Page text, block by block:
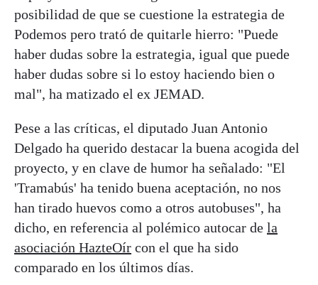
posibilidad de que se cuestione la estrategia de
Podemos pero trató de quitarle hierro: "Puede
haber dudas sobre la estrategia, igual que puede
haber dudas sobre si lo estoy haciendo bien o
mal", ha matizado el ex JEMAD.
Pese a las críticas, el diputado Juan Antonio
Delgado ha querido destacar la buena acogida del
proyecto, y en clave de humor ha señalado: "El
'Tramabús' ha tenido buena aceptación, no nos
han tirado huevos como a otros autobuses", ha
dicho, en referencia al polémico autocar de la
asociación HazteOír con el que ha sido
comparado en los últimos días.